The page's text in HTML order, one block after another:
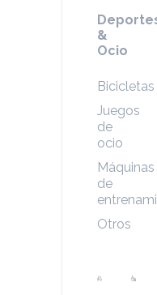
&
Ocio
Bicicletas
Juegos
de
ocio
Máquinas
de
Otros